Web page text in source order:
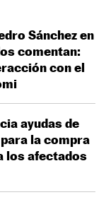
Sánchez en
comentan:
con el
ayudas de
la compra
los afectados